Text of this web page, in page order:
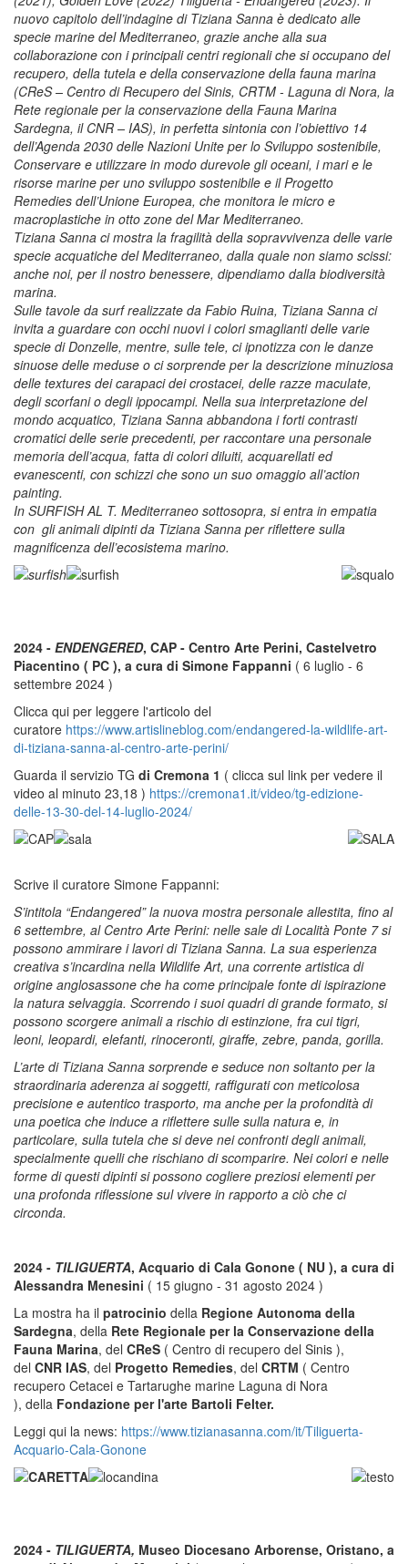
nuovo capitolo dell’indagine di Tiziana Sanna è dedicato alle
specie marine del Mediterraneo, grazie anche alla sua
collaborazione con i principali centri regionali che si occupano del
recupero, della tutela e della conservazione della fauna marina
(CReS – Centro di Recupero del Sinis, CRTM - Laguna di Nora, la
Rete regionale per la conservazione della Fauna Marina
Sardegna, il CNR – IAS), in perfetta sintonia con l’obiettivo 14
dell’Agenda 2030 delle Nazioni Unite per lo Sviluppo sostenibile,
Conservare e utilizzare in modo durevole gli oceani, i mari e le
risorse marine per uno sviluppo sostenibile e il Progetto
Remedies dell’Unione Europea, che monitora le micro e
macroplastiche in otto zone del Mar Mediterraneo.
Tiziana Sanna ci mostra la fragilità della sopravvivenza delle varie
specie acquatiche del Mediterraneo, dalla quale non siamo scissi:
anche noi, per il nostro benessere, dipendiamo dalla biodiversità
marina.
Sulle tavole da surf realizzate da Fabio Ruina, Tiziana Sanna ci
invita a guardare con occhi nuovi i colori smaglianti delle varie
specie di Donzelle, mentre, sulle tele, ci ipnotizza con le danze
sinuose delle meduse o ci sorprende per la descrizione minuziosa
delle textures dei carapaci dei crostacei, delle razze maculate,
degli scorfani o degli ippocampi. Nella sua interpretazione del
mondo acquatico, Tiziana Sanna abbandona i forti contrasti
cromatici delle serie precedenti, per raccontare una personale
memoria dell’acqua, fatta di colori diluiti, acquarellati ed
evanescenti, con schizzi che sono un suo omaggio all’action
painting.
In SURFISH AL T. Mediterraneo sottosopra, si entra in empatia
con gli animali dipinti da Tiziana Sanna per riflettere sulla
magnificenza dell’ecosistema marino.
2024 - ENDENGERED, CAP - Centro Arte Perini, Castelvetro
Piacentino ( PC ), a cura di Simone Fappanni ( 6 luglio - 6
settembre 2024 )
Clicca qui per leggere l'articolo del
curatore https://www.artislineblog.com/endangered-la-wildlife-art-
di-tiziana-sanna-al-centro-arte-perini/
Guarda il servizio TG di Cremona 1 ( clicca sul link per vedere il
video al minuto 23,18 ) https://cremona1.it/video/tg-edizione-
delle-13-30-del-14-luglio-2024/
Scrive il curatore Simone Fappanni:
S’intitola “Endangered” la nuova mostra personale allestita, fino al
6 settembre, al Centro Arte Perini: nelle sale di Località Ponte 7 si
possono ammirare i lavori di Tiziana Sanna. La sua esperienza
creativa s’incardina nella Wildlife Art, una corrente artistica di
origine anglosassone che ha come principale fonte di ispirazione
la natura selvaggia. Scorrendo i suoi quadri di grande formato, si
possono scorgere animali a rischio di estinzione, fra cui tigri,
leoni, leopardi, elefanti, rinoceronti, giraffe, zebre, panda, gorilla.
L’arte di Tiziana Sanna sorprende e seduce non soltanto per la
straordinaria aderenza ai soggetti, raffigurati con meticolosa
precisione e autentico trasporto, ma anche per la profondità di
una poetica che induce a riflettere sulle sulla natura e, in
particolare, sulla tutela che si deve nei confronti degli animali,
specialmente quelli che rischiano di scomparire. Nei colori e nelle
forme di questi dipinti si possono cogliere preziosi elementi per
una profonda riflessione sul vivere in rapporto a ciò che ci
circonda.
2024 - TILIGUERTA, Acquario di Cala Gonone ( NU ), a cura di
Alessandra Menesini ( 15 giugno - 31 agosto 2024 )
La mostra ha il patrocinio della Regione Autonoma della
Sardegna, della Rete Regionale per la Conservazione della
Fauna Marina, del CReS ( Centro di recupero del Sinis ),
del CNR IAS, del Progetto Remedies, del CRTM ( Centro
recupero Cetacei e Tartarughe marine Laguna di Nora
), della Fondazione per l'arte Bartoli Felter.
Leggi qui la news: https://www.tizianasanna.com/it/Tiliguerta-
Acquario-Cala-Gonone
2024 - TILIGUERTA, Museo Diocesano Arborense, Oristano, a